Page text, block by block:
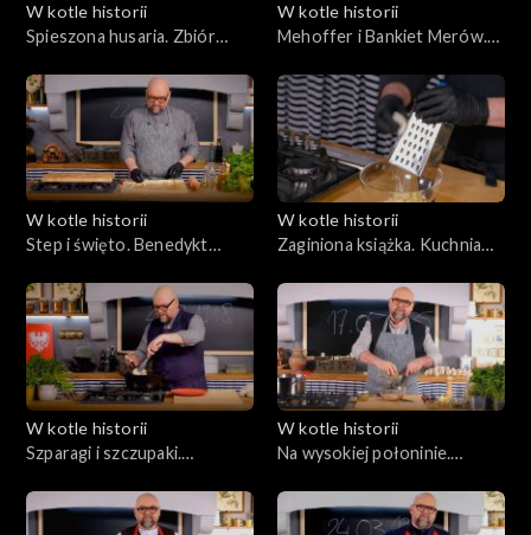
W kotle historii
Spieszona husaria. Zbiór
W kotle historii
Mehoffer i Bankiet Merów.
1900 roku
W kotle historii
Step i święto. Benedykt
W kotle historii
Zaginiona książka. Kuchnia
warszawskiej
W kotle historii
Szparagi i szczupaki.
W kotle historii
Na wysokiej połoninie.
Czeremoszu